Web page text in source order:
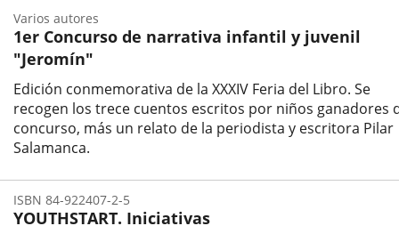
1er Concurso de narrativa infantil y juvenil
"Jeromín"
Edición conmemorativa de la XXXIV Feria del Libro. Se
recogen los trece cuentos escritos por niños ganadores
concurso, más un relato de la periodista y escritora Pilar
Salamanca.
Varios autores
YOUTHSTART. Iniciativas
ISBN 84-922407-2-5